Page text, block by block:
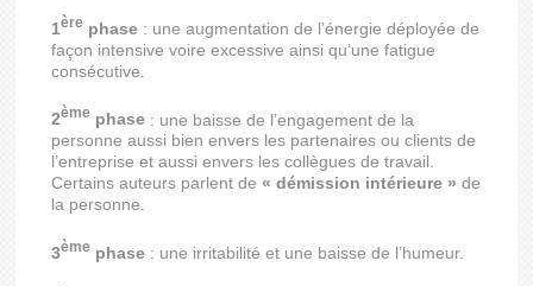
1ère phase : une augmentation de l’énergie déployée de
façon intensive voire excessive ainsi qu’une fatigue
consécutive.
2ème phase : une baisse de l’engagement de la
personne aussi bien envers les partenaires ou clients de
l’entreprise et aussi envers les collègues de travail.
Certains auteurs parlent de« démission intérieure »de
la personne.
3ème phase : une irritabilité et une baisse de l’humeur.